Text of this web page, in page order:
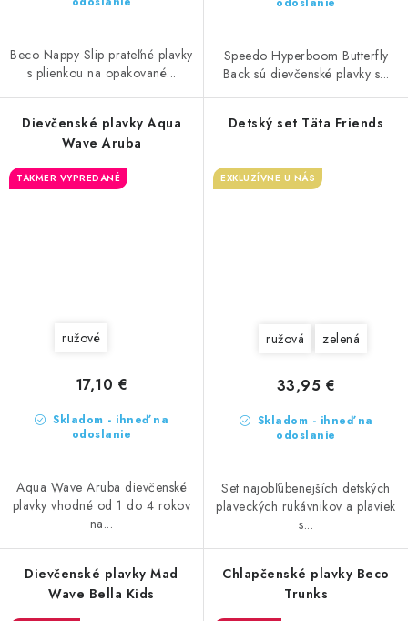
Beco Nappy Slip prateľné plavky
s plienkou na opakované...
Speedo Hyperboom Butterfly
Back sú dievčenské plavky s...
Dievčenské plavky Aqua
Wave Aruba
TAKMER VYPREDANÉ
ružové
Skladom - ihneď na
odoslanie
17,10 €
Aqua Wave Aruba dievčenské
plavky vhodné od 1 do 4 rokov
na...
Detský set Täta Friends
EXKLUZÍVNE U NÁS
ružová zelená
Skladom - ihneď na
odoslanie
33,95 €
Set najobľúbenejších detských
plaveckých rukávnikov a plaviek
s...
Dievčenské plavky Mad
Wave Bella Kids
Chlapčenské plavky Beco
Trunks